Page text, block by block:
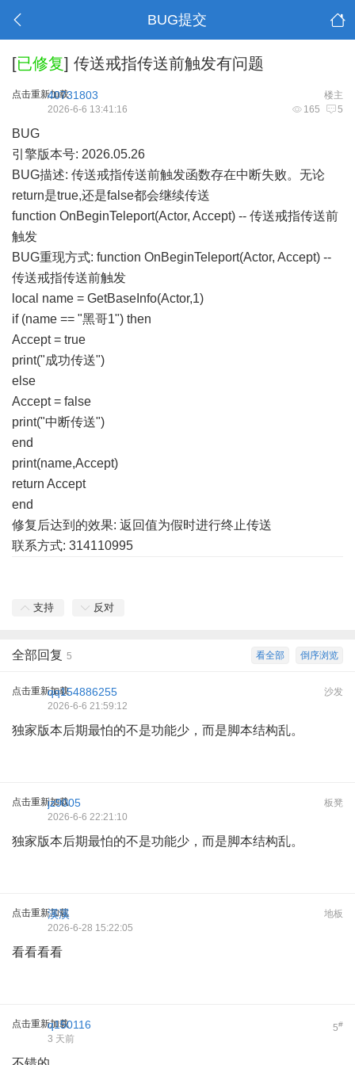
BUG提交
[已修复] 传送戒指传送前触发有问题
点击重新加载 楼主
40731803
165 5
2026-6-6 13:41:16
BUG
引擎版本号: 2026.05.26
BUG描述: 传送戒指传送前触发函数存在中断失败。无论
return是true,还是false都会继续传送
function OnBeginTeleport(Actor, Accept) -- 传送戒指传送前
触发
BUG重现方式: function OnBeginTeleport(Actor, Accept) --
传送戒指传送前触发
local name = GetBaseInfo(Actor,1)
if (name == "黑哥1") then
Accept = true
print("成功传送")
else
Accept = false
print("中断传送")
end
print(name,Accept)
return Accept
end
修复后达到的效果: 返回值为假时进行终止传送
联系方式: 314110995
支持 反对
倒序浏览
看全部
全部回复 5
点击重新加载 沙发
qq154886255
2026-6-6 21:59:12
独家版本后期最怕的不是功能少，而是脚本结构乱。
点击重新加载 板凳
jz9005
2026-6-6 22:21:10
独家版本后期最怕的不是功能少，而是脚本结构乱。
点击重新加载 地板
溪溪
2026-6-28 15:22:05
看看看看
点击重新加载 5#
q150116
3 天前